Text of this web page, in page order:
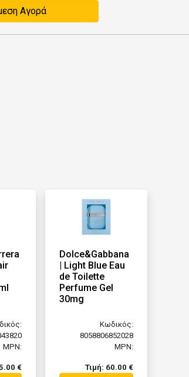
Αγορά
MPN:
€
Dolce&Gabbana
| Light Blue Eau
de Toilette
Perfume Gel
30mg
Κωδικός:
8058806852028
MPN:
Τιμή: 60.00 €